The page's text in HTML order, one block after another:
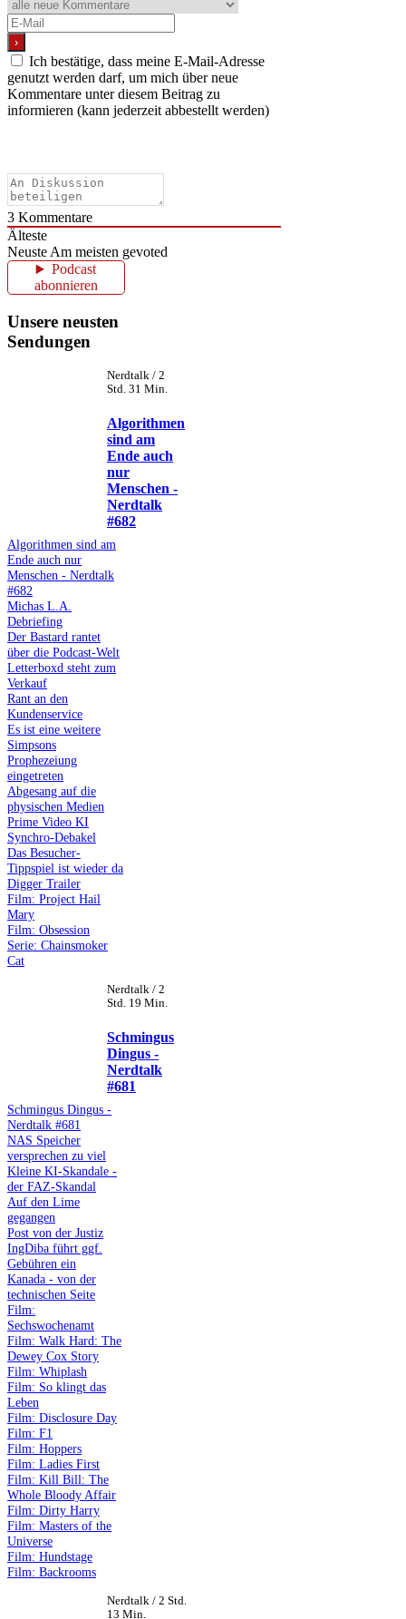
Ich bestätige, dass meine E-Mail-Adresse
genutzt werden darf, um mich über neue
Kommentare unter diesem Beitrag zu
informieren (kann jederzeit abbestellt werden)
3 Kommentare
Älteste
Neuste Am meisten gevoted
Podcast
abonnieren
Unsere neusten
Sendungen
Nerdtalk / 2
Std. 31 Min.
Algorithmen
sind am
Ende auch
nur
Menschen -
Nerdtalk
#682
Algorithmen sind am
Ende auch nur
Menschen - Nerdtalk
#682
Michas L.A.
Debriefing
Der Bastard rantet
über die Podcast-Welt
Letterboxd steht zum
Verkauf
Rant an den
Kundenservice
Es ist eine weitere
Simpsons
Prophezeiung
eingetreten
Abgesang auf die
physischen Medien
Prime Video KI
Synchro-Debakel
Das Besucher-
Tippspiel ist wieder da
Digger Trailer
Film: Project Hail
Mary
Film: Obsession
Serie: Chainsmoker
Cat
Nerdtalk / 2
Std. 19 Min.
Schmingus
Dingus -
Nerdtalk
#681
Schmingus Dingus -
Nerdtalk #681
NAS Speicher
versprechen zu viel
Kleine KI-Skandale -
der FAZ-Skandal
Auf den Lime
gegangen
Post von der Justiz
IngDiba führt ggf.
Gebühren ein
Kanada - von der
technischen Seite
Film:
Sechswochenamt
Film: Walk Hard: The
Dewey Cox Story
Film: Whiplash
Film: So klingt das
Leben
Film: Disclosure Day
Film: F1
Film: Hoppers
Film: Ladies First
Film: Kill Bill: The
Whole Bloody Affair
Film: Dirty Harry
Film: Masters of the
Universe
Film: Hundstage
Film: Backrooms
Nerdtalk / 2 Std.
13 Min.